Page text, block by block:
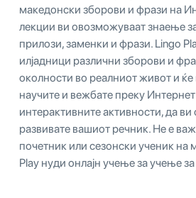
македонски зборови и фрази на
лекции ви овозможуваат знаење
прилози, заменки и фрази. Lingo
илјадници различни зборови и
околности во реалниот живот и
научите и вежбате преку Интернет
интерактивните активности, да
развивате вашиот речник. Не е
почетник или сезонски ученик на
Play нуди онлајн учење за учење